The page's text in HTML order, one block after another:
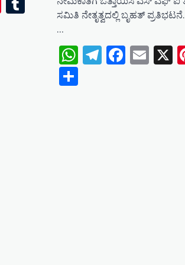
ಸಮಿತಿ ನೇತೃತ್ವದಲ್ಲಿ ಬೃಹತ್
…
WhatsApp
TelegramX
Share